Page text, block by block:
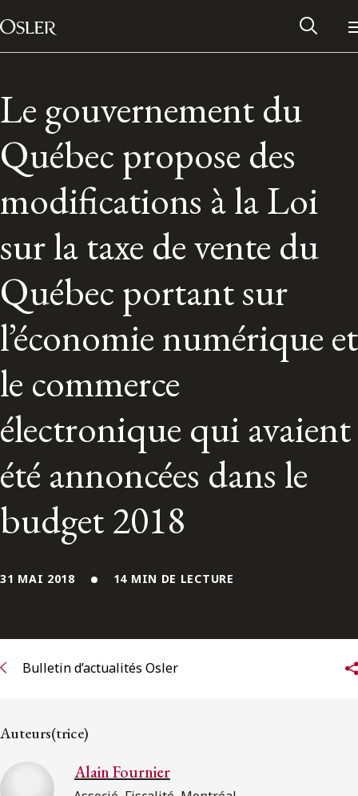
Passer au contenu
Main Navigation
Réseau des anciens d’Osler
Contactez-nous
S’abonner aux articles Osler
Le gouvernement du
Québec propose des
modifications à la Loi
sur la taxe de vente du
Québec portant sur
l’économie numérique et
le commerce
électronique qui avaient
été annoncées dans le
budget 2018
31 MAI 2018 14 MIN DE LECTURE
Bulletin d’actualités Osler
Auteurs(trice)
Alain Fournier